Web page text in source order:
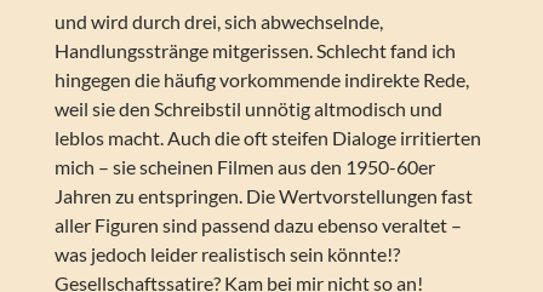
und wird durch drei, sich abwechselnde,
Handlungsstränge mitgerissen. Schlecht fand ich
hingegen die häufig vorkommende indirekte Rede,
weil sie den Schreibstil unnötig altmodisch und
leblos macht. Auch die oft steifen Dialoge irritierten
mich – sie scheinen Filmen aus den 1950-60er
Jahren zu entspringen. Die Wertvorstellungen fast
aller Figuren sind passend dazu ebenso veraltet –
was jedoch leider realistisch sein könnte!?
Gesellschaftssatire? Kam bei mir nicht so an!